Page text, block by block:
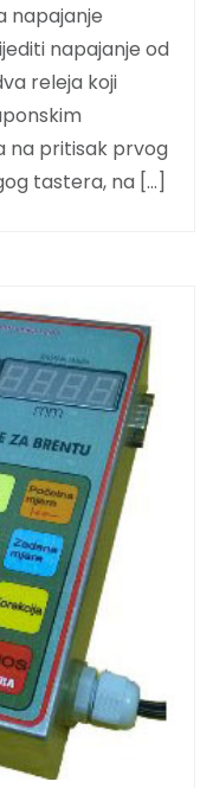
napajanje
napajanje od
releja koji
na pritisak prvog
tastera, na […]